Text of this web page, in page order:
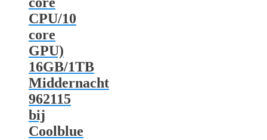
CPU/10
core
GPU)
16GB/1TB
Middernacht
962115
bij
Coolblue